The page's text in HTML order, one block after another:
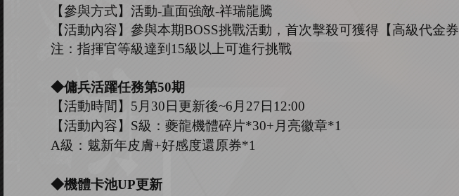
【參與方式】 活動-直面強敵-祥瑞龍騰
【活動內容】參與本期BOSS挑戰活動，首次擊殺可獲得【高級代金券
注：指揮官等級達到 15級以上可進行挑戰
◆傭兵活躍任務第50期
【活動時間】 5月 30 日更新後~6月 27 日 12:00
【活動內容】 S級：夔龍機體碎片*30+月亮徽章*1
A級：魃新年皮膚+好感度還原券*1
◆機體卡池UP更新